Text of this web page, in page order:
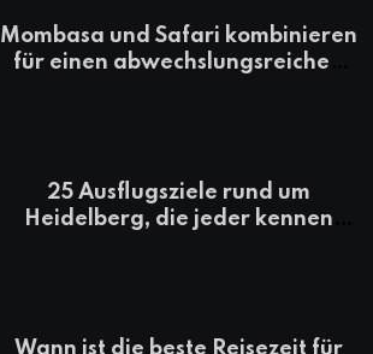
Mombasa und Safari kombinieren
für einen abwechslungsreichen
25 Ausflugsziele rund um
Heidelberg, die jeder kennen
Wann ist die beste Reisezeit für